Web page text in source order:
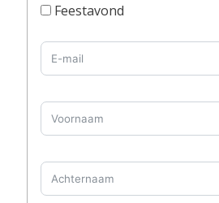
Feestavond